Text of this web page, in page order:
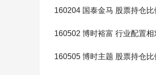
160204 国泰金马 股票持仓比
160502 博时裕富 行业配置
160505 博时主题 股票持仓比